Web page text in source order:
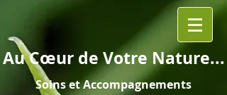
AuCœurde Votre Nature...
Soins etAccompagnements